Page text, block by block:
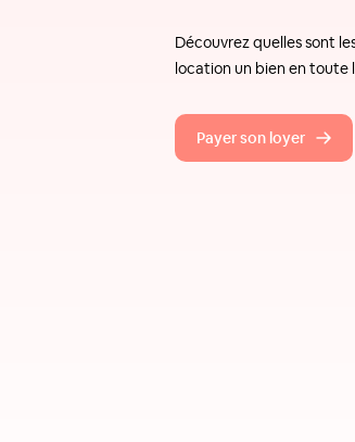
Découvrez quelles sont
location un bien en toute
Payer son loyer